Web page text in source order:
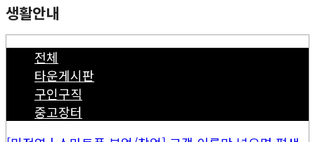
생활안내
전체
타운게시판
구인구직
중고장터